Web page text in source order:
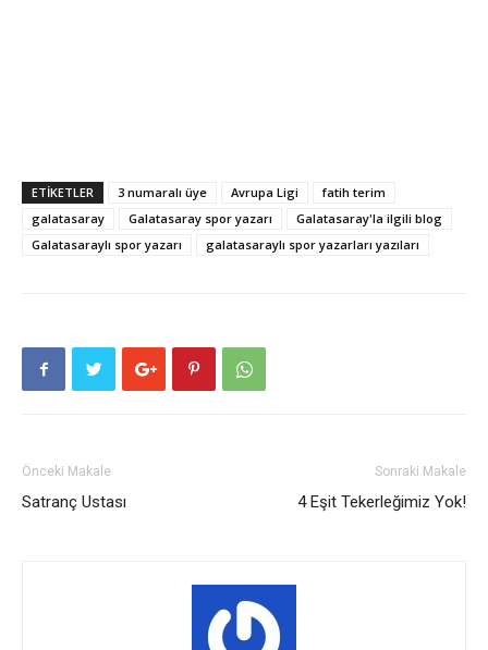
ETIKETLER 3 numaralı üye Avrupa Ligi
fatih terim
galatasaray
Galatasaray spor yazarı
Galatasaray'la ilgili blog
Galatasaraylı spor yazarı
galatasaraylı spor yazarları yazıları
Önceki Makale
Satranç Ustası
Sonraki Makale
4 Eşit Tekerleğimiz Yok!